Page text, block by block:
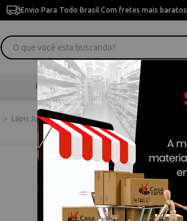
Envio Para Todo Brasil Com fretes mais baratos
Pincéis Desenho
> Lápis Jumbo Faber-castell 2b 9000